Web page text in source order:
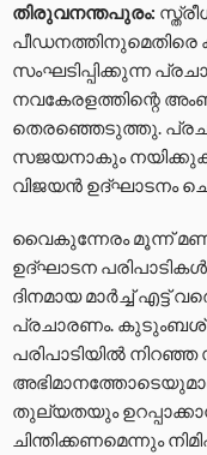
തിരുവനന്തപുരം:
സംഘടിപ്പിക്കുന്ന
നവകേരളത്തിന്റെ
തെരഞ്ഞെടുത്തു.
സജയനാകും നയിക്കുക.
വിജയൻ ഉദ്ഘാടനം
വൈകുന്നേരം മൂന്ന്
ഉദ്ഘാടന
ദിനമായ മാർച്ച് എട്ട്
പ്രചാരണം.
പരിപാടിയിൽ
തുല്യതയും
ചിന്തിക്കണമെന്നും